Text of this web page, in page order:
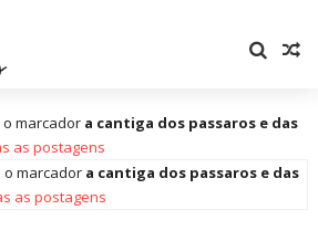
marcador a cantiga dos passaros e das
as postagens
o marcador a cantiga dos passaros e das
as postagens